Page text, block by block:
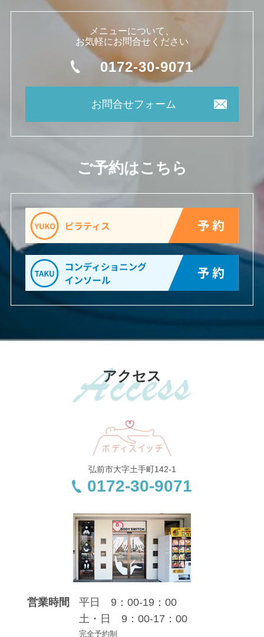
メニューについて、
お気軽にお問合せください
0172-30-9071
お問合せフォーム
ご予約はこちら
アクセス
弘前市大字土手町142-1
0172-30-9071
営業時間
平日 9：00-19：00
土・日 9：00-17：00
完全予約制